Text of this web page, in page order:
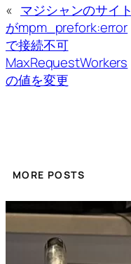
« マジシャンのサイト
がmpm_prefork:error
で接続不可
MaxRequestWorkers
の値を変更
MORE POSTS